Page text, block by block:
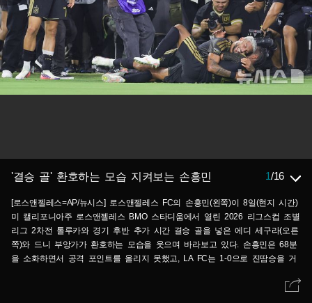
'결승 골' 환호하는 모습 지켜보는 손흥민 1/16
[로스앤젤레스=AP/뉴시스] 로스앤젤레스 FC의 손흥민(왼쪽)이 8일(현지 시간)
미 캘리포니아주 로스앤젤레스 BMO 스타디움에서 열린 2026 리그스컵 조별
리그 2차전 톨루카와 경기 후반 추가 시간 결승 골을 넣은 에디 세구라(오른
쪽)와 드니 부앙가가 환호하는 모습을 웃으며 바라보고 있다. 손흥민은 68분
을 소화하면서 공격 포인트를 올리지 못했고, LA FC는 1-0으로 진땀승을 거